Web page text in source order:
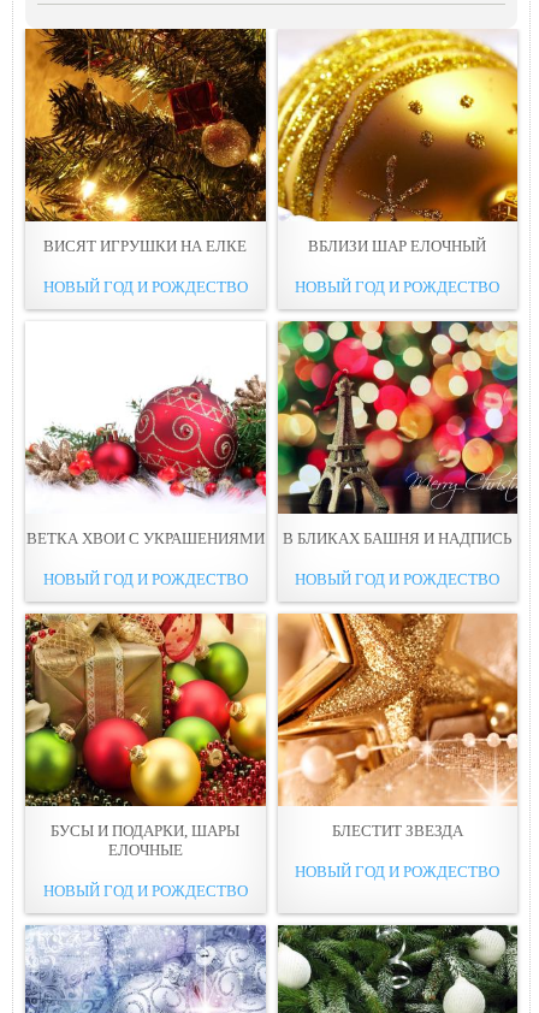
ВИСЯТ ИГРУШКИ НА ЕЛКЕ
НОВЫЙ ГОД И РОЖДЕСТВО
ВБЛИЗИ ШАР ЕЛОЧНЫЙ
НОВЫЙ ГОД И РОЖДЕСТВО
ВЕТКА ХВОИ С УКРАШЕНИЯМИ
НОВЫЙ ГОД И РОЖДЕСТВО
В БЛИКАХ БАШНЯ И НАДПИСЬ
НОВЫЙ ГОД И РОЖДЕСТВО
БУСЫ И ПОДАРКИ, ШАРЫ
ЕЛОЧНЫЕ
НОВЫЙ ГОД И РОЖДЕСТВО
БЛEСТИТ ЗВЕЗДА
НОВЫЙ ГОД И РОЖДЕСТВО